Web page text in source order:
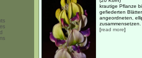
krautige Pflanze
gefiederten
angeordneten,
[read more]